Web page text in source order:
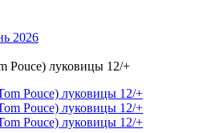
2026
Pouce) луковицы 12/+